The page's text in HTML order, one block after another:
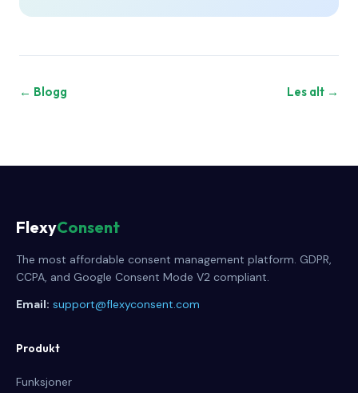
← Blogg Les alt →
FlexyConsent
The most affordable consent management platform. GDPR,
CCPA, and Google Consent Mode V2 compliant.
Email: support@flexyconsent.com
Produkt
Funksjoner